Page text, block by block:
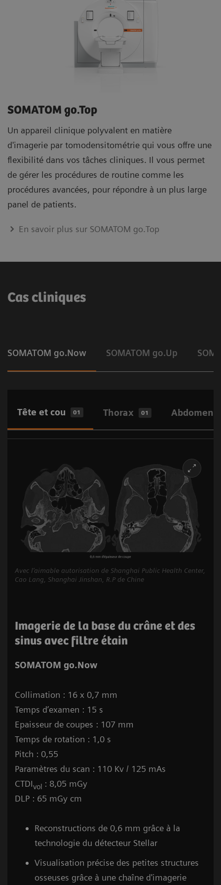
SOMATOM go.Top
Un appareil clinique polyvalent en matière
d'imagerie par tomodensitométrie qui vous offre une
flexibilité dans vos tâches cliniques. Il vous permet
de gérer les procédures de routine comme les
procédures avancées, pour répondre à un plus large
panel de patients.
En savoir plus sur SOMATOM go.Top
Cas cliniques
SOMATOM go.Now SOMATOM go.Up
Tête et cou 01 Thorax 01 Abdomen
Avec l’aimable autorisation de Shanghai Public Health Center,
Cao Lang, Shanghai Jinshan, R.P de Chine
Imagerie de la base du crâne et des
sinus avec filtre étain
SOMATOM go.Now
Collimation : 16 x 0,7 mm
Temps d’examen : 15 s
Epaisseur de coupes : 107 mm
Temps de rotation : 1,0 s
Pitch : 0,55
Paramètres du scan : 110 Kv / 125 mAs
CTDIvol : 8,05 mGy
DLP : 65 mGy cm
Reconstructions de 0,6 mm grâce à la
technologie du détecteur Stellar
Visualisation précise des petites structures
osseuses grâce à une chaîne d'imagerie